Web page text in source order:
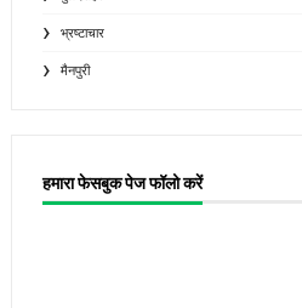
भ्रष्टाचार
मैनपुरी
हमारा फेसबुक पेज फॉलो करें